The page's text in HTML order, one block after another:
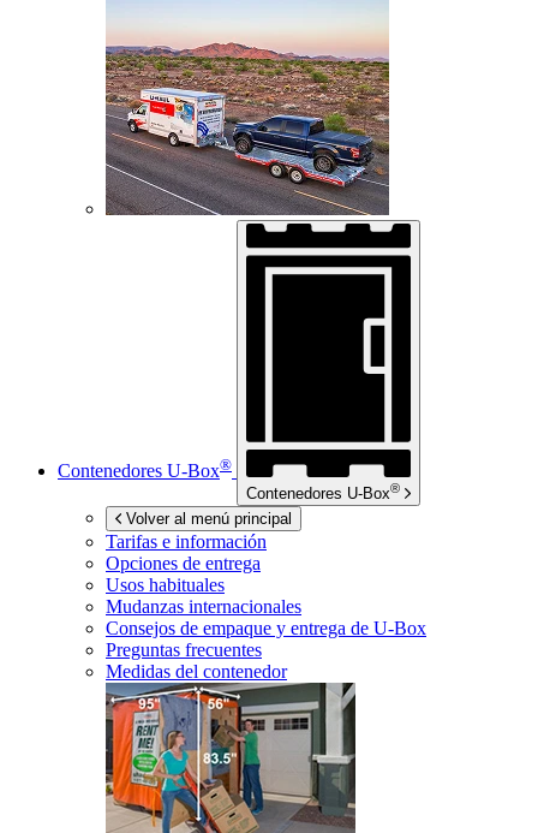
Contenedores U-Box®
Contenedores U-Box®
Volver al menú principal
Tarifas e información
Opciones de entrega
Usos habituales
Mudanzas internacionales
Consejos de empaque y entrega de U-Box
Preguntas frecuentes
Medidas del contenedor